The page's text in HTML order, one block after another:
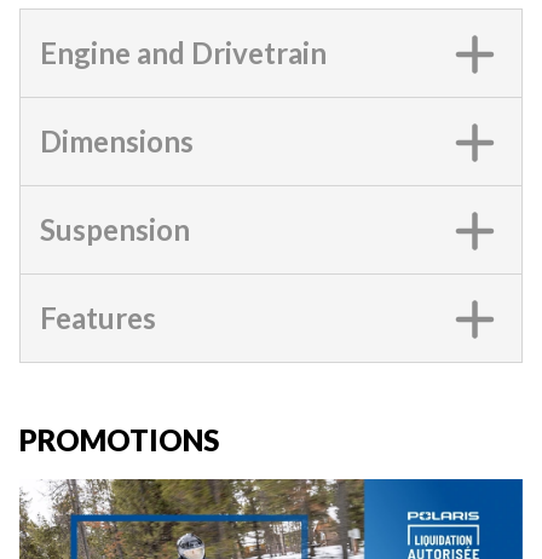
Engine and Drivetrain
Dimensions
Suspension
Features
PROMOTIONS